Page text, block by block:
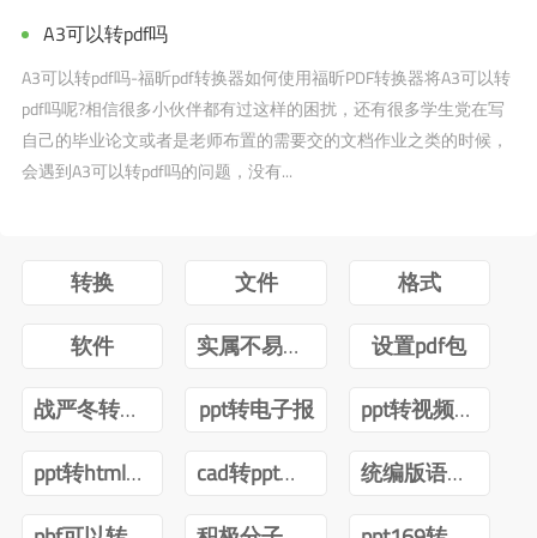
A3可以转pdf吗
A3可以转pdf吗-福昕pdf转换器如何使用福昕PDF转换器将A3可以转
pdf吗呢?相信很多小伙伴都有过这样的困扰，还有很多学生党在写
自己的毕业论文或者是老师布置的需要交的文档作业之类的时候，
会遇到A3可以转pdf吗的问题，没有...
转换 文件
格式
软件
实属不易牛转乾坤图片抖音
设置pdf包
战严冬转观念ppt
ppt转电子报
ppt转视频互转
ppt转html技术
cad转ppt可以吗
统编版语文四年级下册电子课本pdf